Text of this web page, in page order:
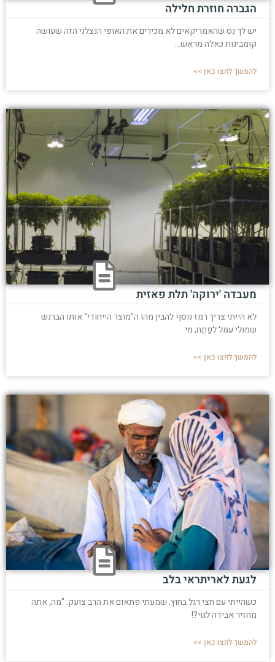
הגברה חוזרת חלילה
יש לך נס שהאמריקאים לא מכירים את האופי הנצלני הזה שעושה
קומבינות כאלה מראש...
להמשך לחצו כאן >>
מעבדה 'ירוקה' תלת פאזית
לא הייתי צריך רמז נוסף להבין מהו ה"מוצר הייחודי" אותו הברנש
שמולי עמל לפַתֵח, מי
להמשך לחצו כאן >>
לגעת לאריתראי בלב
כשהייתי עם חצי רגל בחוץ, שמעתי פתאום את הרב צועק: "מה, אתה
מחזיר אבידה לגוי?!
להמשך לחצו כאן >>